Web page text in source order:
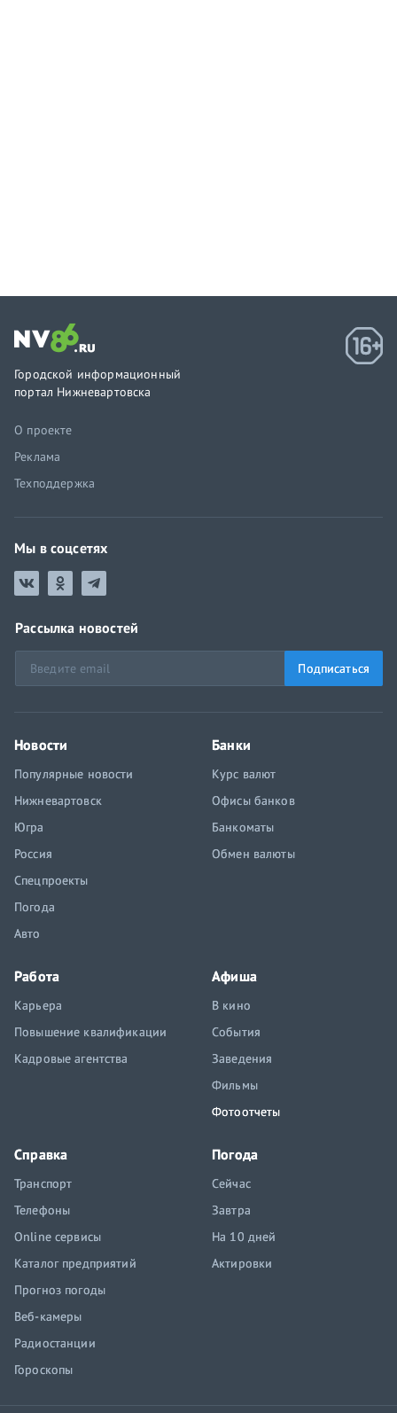
Городской информационный
портал Нижневартовска
О проекте
Реклама
Техподдержка
Мы в соцсетях
Рассылка новостей
Подписаться
Новости
Популярные новости
Нижневартовск
Югра
Россия
Спецпроекты
Погода
Авто
Банки
Курс валют
Офисы банков
Банкоматы
Обмен валюты
Работа
Карьера
Повышение квалификации
Кадровые агентства
Афиша
В кино
События
Заведения
Фильмы
Фотоотчеты
Справка
Транспорт
Телефоны
Online сервисы
Каталог предприятий
Прогноз погоды
Веб-камеры
Радиостанции
Гороскопы
Погода
Сейчас
Завтра
На 10 дней
Актировки